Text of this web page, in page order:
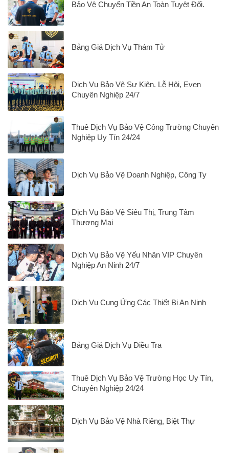
Bảo Vệ Chuyển Tiền An Toàn Tuyệt Đối.
Bảng Giá Dịch Vụ Thám Tử
Dịch Vụ Bảo Vệ Sự Kiện. Lễ Hội, Even
Chuyên Nghiệp 24/7
Thuê Dịch Vụ Bảo Vệ Công Trường Chuyên
Nghiệp Uy Tín 24/24
Dịch Vụ Bảo Vệ Doanh Nghiệp, Công Ty
Dịch Vụ Bảo Vệ Siêu Thị, Trung Tâm
Thương Mại
Dịch Vụ Bảo Vệ Yếu Nhân VIP Chuyên
Nghiệp An Ninh 24/7
Dịch Vụ Cung Ứng Các Thiết Bị An Ninh
Bảng Giá Dịch Vụ Điều Tra
Thuê Dịch Vụ Bảo Vệ Trường Học Uy Tín,
Chuyên Nghiệp 24/24
Dịch Vụ Bảo Vệ Nhà Riêng, Biệt Thự